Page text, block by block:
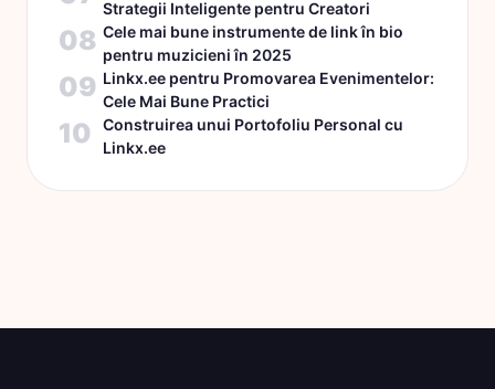
Strategii Inteligente pentru Creatori
08 Cele mai bune instrumente de link în bio
pentru muzicieni în 2025
09 Linkx.ee pentru Promovarea Evenimentelor:
Cele Mai Bune Practici
10
Construirea unui Portofoliu Personal cu
Linkx.ee